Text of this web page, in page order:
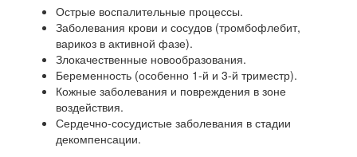
Острые воспалительные процессы.
Заболевания крови и сосудов (тромбофлебит,
варикоз в активной фазе).
Злокачественные новообразования.
Беременность (особенно 1-й и 3-й триместр).
Кожные заболевания и повреждения в зоне
воздействия.
Сердечно-сосудистые заболевания в стадии
декомпенсации.